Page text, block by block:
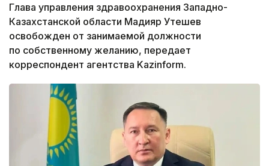
Глава управления здравоохранения Западно-
Казахстанской области Мадияр Утешев
освобожден от занимаемой должности
по собственному желанию, передает
корреспондент агентства Kazinform.